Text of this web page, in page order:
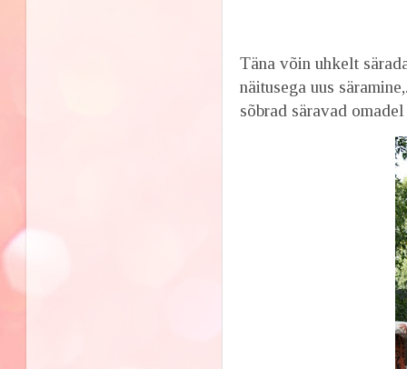
Täna võin uhkelt
näitusega uus
sõbrad säravad